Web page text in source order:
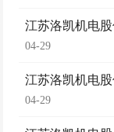
江苏洛凯机电
04-29
江苏洛凯机电
04-29